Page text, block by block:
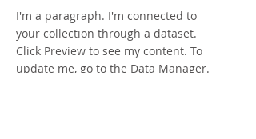
I'm a paragraph. I'm connected to
your collection through a dataset.
Click Preview to see my content. To
update me, go to the Data Manager.